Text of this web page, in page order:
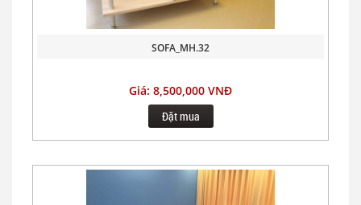
SOFA_MH.32
Giá: 8,500,000 VNĐ
Đặt mua